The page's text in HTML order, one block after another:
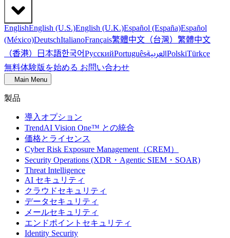
EnglishEnglish (U.S.)English (U.K.)Español (España)Español
(México)DeutschItalianoFrançais繁體中文（台灣） 繁體中文
（香港） 日本語한국어РусскийPortuguêsالعربيةPolskiTürkçe
無料体験版を始める お問い合わせ
Main Menu
製品
導入オプション
TrendAI Vision One™ との統合
価格とライセンス
Cyber Risk Exposure Management（CREM）
Security Operations (XDR・Agentic SIEM・SOAR)
Threat Intelligence
AI セキュリティ
クラウドセキュリティ
データセキュリティ
メールセキュリティ
エンドポイントセキュリティ
Identity Security